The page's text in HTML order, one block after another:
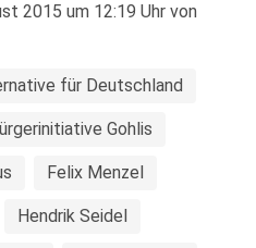
2015 um 12:19 Uhr von
für Deutschland
Gohlis
Felix Menzel
Hendrik Seidel